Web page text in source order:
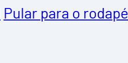
Pular para o rodapé